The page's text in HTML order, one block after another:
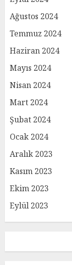
Ağustos 2024
Temmuz 2024
Haziran 2024
Mayıs 2024
Nisan 2024
Mart 2024
Şubat 2024
Ocak 2024
Aralık 2023
Kasım 2023
Ekim 2023
Eylül 2023